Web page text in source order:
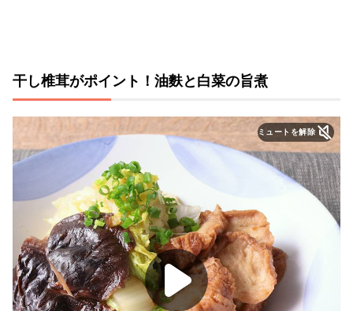
干し椎茸がポイント！油麩と白菜の旨煮
ミュートを解除